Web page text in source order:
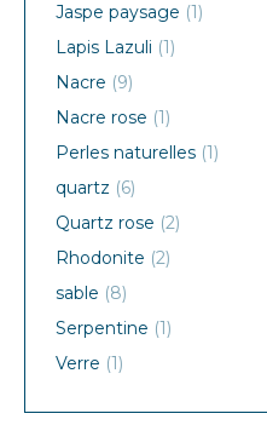
Jaspe paysage (1)
Lapis Lazuli (1)
Nacre (9)
Nacre rose (1)
Perles naturelles (1)
quartz (6)
Quartz rose (2)
Rhodonite (2)
sable (8)
Serpentine (1)
Verre (1)